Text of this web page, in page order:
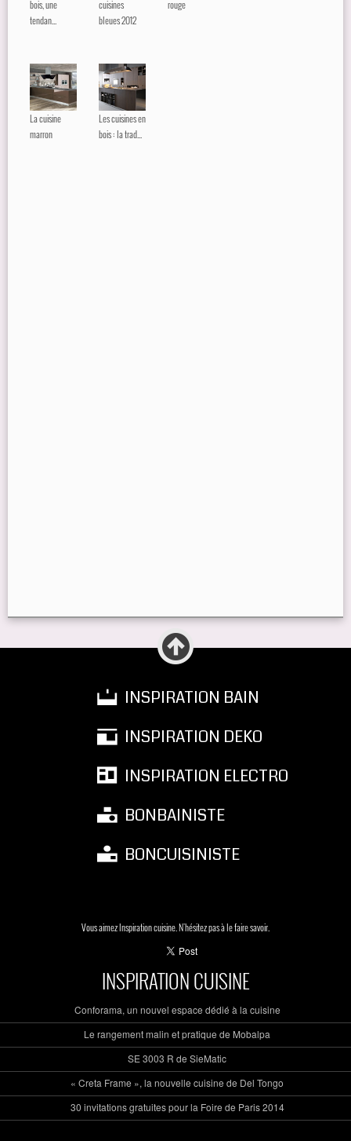
bois, une
tendan...
cuisines
bleues 2012
rouge
La cuisine
marron
Les cuisines en
bois : la trad...
INSPIRATION BAIN
INSPIRATION DEKO
INSPIRATION ELECTRO
BONBAINISTE
BONCUISINISTE
Vous aimez Inspiration cuisine. N'hésitez pas à le faire savoir.
INSPIRATION CUISINE
Conforama, un nouvel espace dédié à la cuisine
Le rangement malin et pratique de Mobalpa
SE 3003 R de SieMatic
« Creta Frame », la nouvelle cuisine de Del Tongo
30 invitations gratuites pour la Foire de Paris 2014